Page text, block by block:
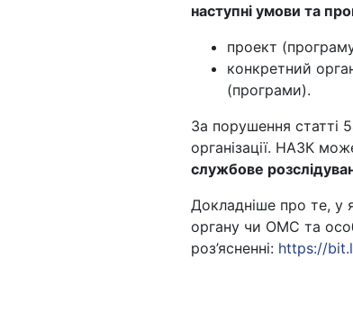
наступні умови та
проект
конкретний
(програми).
За порушення статті
організації. НАЗК
службове
Докладніше про те, у
органу чи ОМС та
роз’ясненні: https://